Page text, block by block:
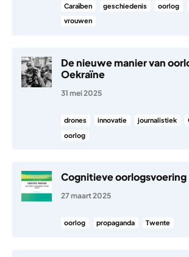
Caraïben geschiedenis oorlog
vrouwen
De nieuwe manier van
Oekraïne
31 mei 2025
drones innovatie journalistiek
oorlog
Cognitieve oorlogsvoering
27 maart 2025
oorlog propaganda Twente